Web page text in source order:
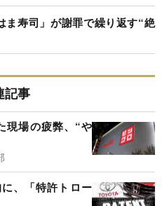
ま寿司」が謝罪で繰り返す“絶
記事
現場の疲弊、“や
、「特許トロー